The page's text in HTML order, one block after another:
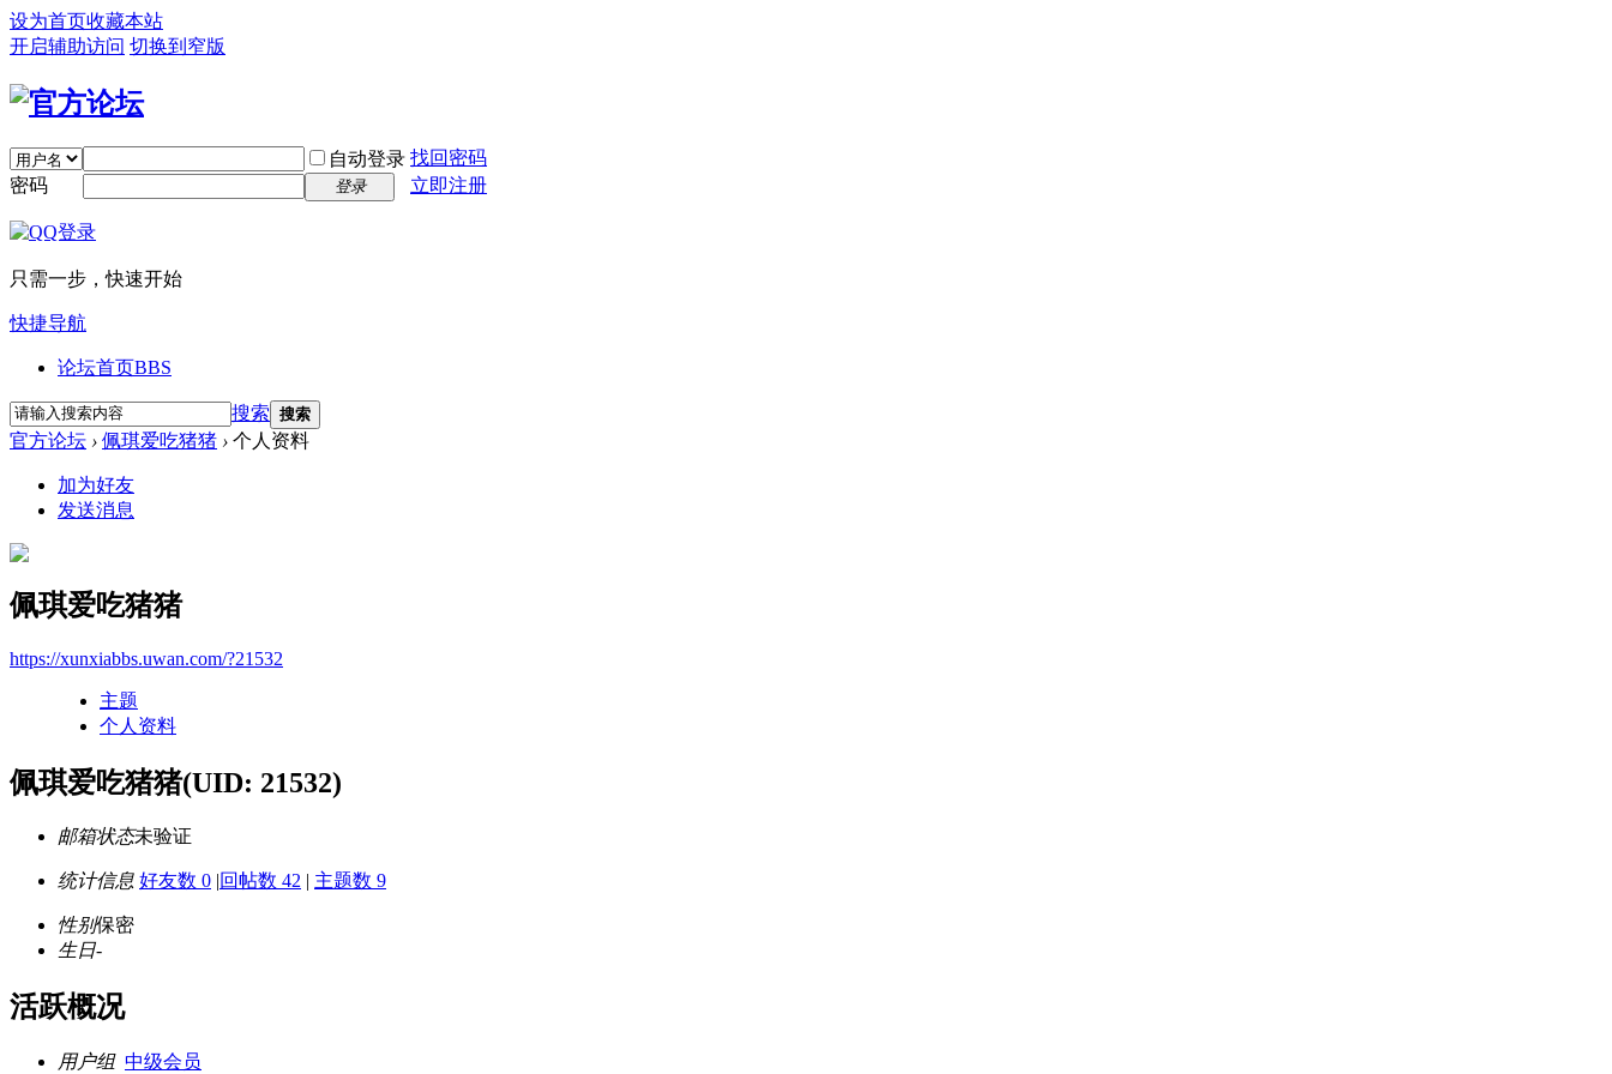
设为首页收藏本站
开启辅助访问 切换到窄版
自动登录 找回密码
密码
登录 立即注册
只需一步，快速开始
快捷导航
论坛首页BBS
搜索 搜索
官方论坛 › 佩琪爱吃猪猪 › 个人资料
加为好友
发送消息
佩琪爱吃猪猪
https://xunxiabbs.uwan.com/?21532
主题
个人资料
佩琪爱吃猪猪(UID: 21532)
邮箱状态未验证
统计信息 好友数 0 |回帖数 42 | 主题数 9
性别保密
生日-
活跃概况
用户组 中级会员